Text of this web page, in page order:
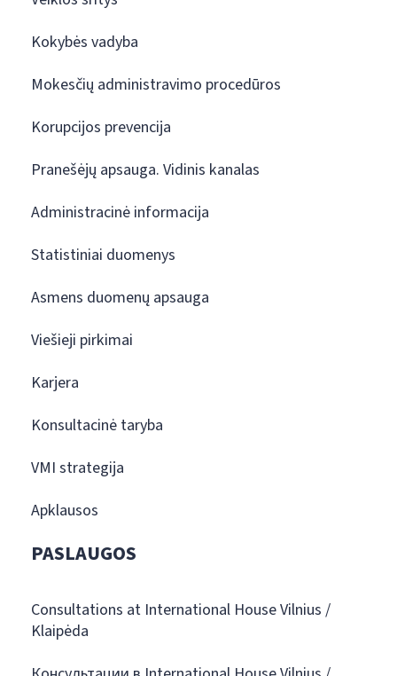
Kokybės vadyba
Mokesčių administravimo procedūros
Korupcijos prevencija
Pranešėjų apsauga. Vidinis kanalas
Administracinė informacija
Statistiniai duomenys
Asmens duomenų apsauga
Viešieji pirkimai
Karjera
Konsultacinė taryba
VMI strategija
Apklausos
PASLAUGOS
Consultations at International House Vilnius /
Klaipėda